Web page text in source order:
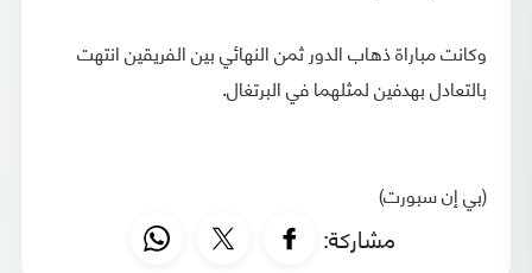
وكانت مباراة ذهاب الدور ثمن النهائي بين الفريقين انتهت
بالتعادل بهدفين لمثلهما في البرتغال.
(بي إن سبورت)
مشاركة: